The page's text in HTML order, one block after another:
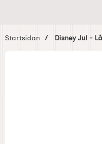
Startsidan Disney Jul -